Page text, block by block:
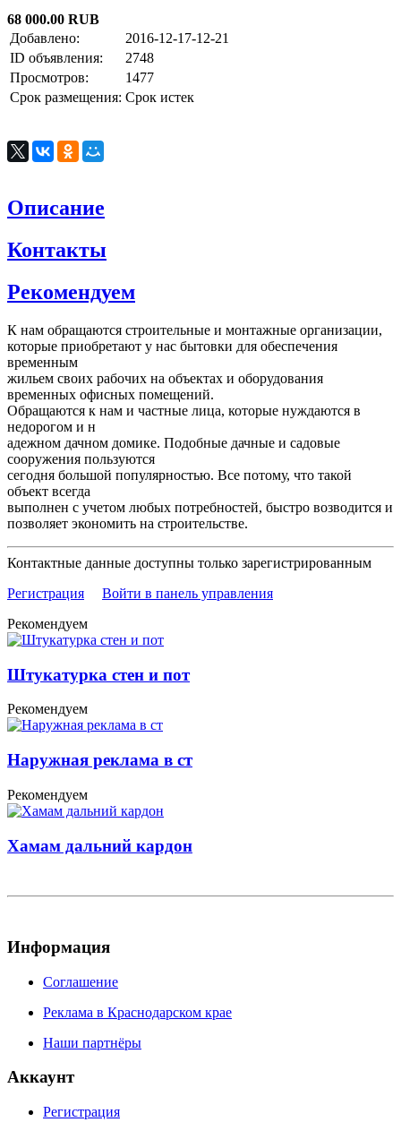
68 000.00 RUB
Добавлено:
2016-12-17-12-21
ID объявления:
2748
Просмотров:
1477
Срок размещения: Срок истек
Описание
Контакты
Рекомендуем
К нам обращаются строительные и монтажные организации,
которые приобретают у нас бытовки для обеспечения
временным
жильем своих рабочих на объектах и оборудования
временных офисных помещений.
Обращаются к нам и частные лица, которые нуждаются в
недорогом и н
адежном дачном домике. Подобные дачные и садовые
сооружения пользуются
сегодня большой популярностью. Все потому, что такой
объект всегда
выполнен с учетом любых потребностей, быстро возводится и
позволяет экономить на строительстве.
Контактные данные доступны только зарегистрированным
Регистрация
Войти в панель управления
Рекомендуем
Штукатурка стен и пот
Рекомендуем
Наружная реклама в ст
Рекомендуем
Хамам дальний кардон
Информация
Соглашение
Реклама в Краснодарском крае
Наши партнёры
Аккаунт
Регистрация